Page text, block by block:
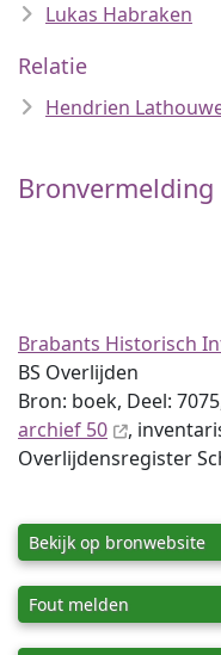
Lukas Habraken
Relatie
Hendrien
Bronvermelding
Brabants Historisch
BS Overlijden
Bron: boek, Deel:
archief 50
,
Overlijdensregister
Bekijk op bronwebsite
Fout melden